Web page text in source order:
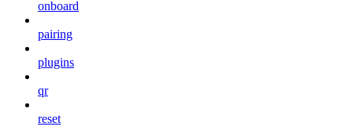
onboard
pairing
plugins
qr
reset